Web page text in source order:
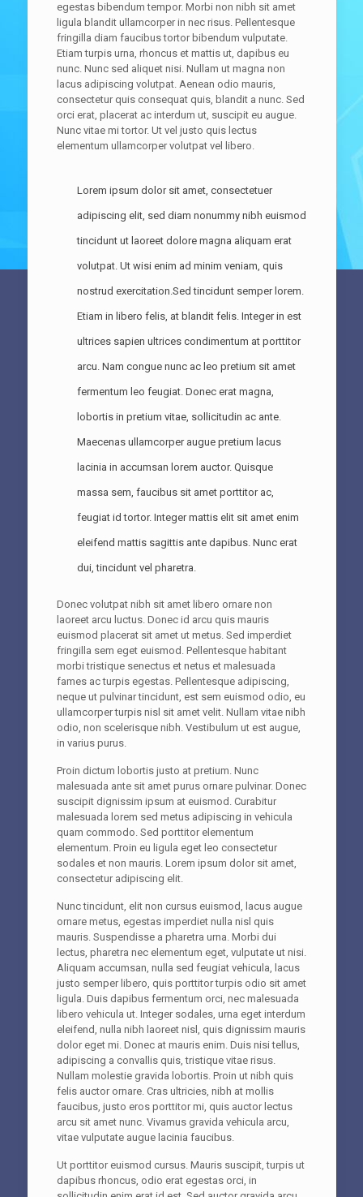
egestas bibendum tempor. Morbi non nibh sit amet
ligula blandit ullamcorper in nec risus. Pellentesque
fringilla diam faucibus tortor bibendum vulputate.
Etiam turpis urna, rhoncus et mattis ut, dapibus eu
nunc. Nunc sed aliquet nisi. Nullam ut magna non
lacus adipiscing volutpat. Aenean odio mauris,
consectetur quis consequat quis, blandit a nunc. Sed
orci erat, placerat ac interdum ut, suscipit eu augue.
Nunc vitae mi tortor. Ut vel justo quis lectus
elementum ullamcorper volutpat vel libero.
Lorem ipsum dolor sit amet, consectetuer
adipiscing elit, sed diam nonummy nibh euismod
tincidunt ut laoreet dolore magna aliquam erat
volutpat. Ut wisi enim ad minim veniam, quis
nostrud exercitation.Sed tincidunt semper lorem.
Etiam in libero felis, at blandit felis. Integer in est
ultrices sapien ultrices condimentum at porttitor
arcu. Nam congue nunc ac leo pretium sit amet
fermentum leo feugiat. Donec erat magna,
lobortis in pretium vitae, sollicitudin ac ante.
Maecenas ullamcorper augue pretium lacus
lacinia in accumsan lorem auctor. Quisque
massa sem, faucibus sit amet porttitor ac,
feugiat id tortor. Integer mattis elit sit amet enim
eleifend mattis sagittis ante dapibus. Nunc erat
dui, tincidunt vel pharetra.
Donec volutpat nibh sit amet libero ornare non
laoreet arcu luctus. Donec id arcu quis mauris
euismod placerat sit amet ut metus. Sed imperdiet
fringilla sem eget euismod. Pellentesque habitant
morbi tristique senectus et netus et malesuada
fames ac turpis egestas. Pellentesque adipiscing,
neque ut pulvinar tincidunt, est sem euismod odio, eu
ullamcorper turpis nisl sit amet velit. Nullam vitae nibh
odio, non scelerisque nibh. Vestibulum ut est augue,
in varius purus.
Proin dictum lobortis justo at pretium. Nunc
malesuada ante sit amet purus ornare pulvinar. Donec
suscipit dignissim ipsum at euismod. Curabitur
malesuada lorem sed metus adipiscing in vehicula
quam commodo. Sed porttitor elementum
elementum. Proin eu ligula eget leo consectetur
sodales et non mauris. Lorem ipsum dolor sit amet,
consectetur adipiscing elit.
Nunc tincidunt, elit non cursus euismod, lacus augue
ornare metus, egestas imperdiet nulla nisl quis
mauris. Suspendisse a pharetra urna. Morbi dui
lectus, pharetra nec elementum eget, vulputate ut nisi.
Aliquam accumsan, nulla sed feugiat vehicula, lacus
justo semper libero, quis porttitor turpis odio sit amet
ligula. Duis dapibus fermentum orci, nec malesuada
libero vehicula ut. Integer sodales, urna eget interdum
eleifend, nulla nibh laoreet nisl, quis dignissim mauris
dolor eget mi. Donec at mauris enim. Duis nisi tellus,
adipiscing a convallis quis, tristique vitae risus.
Nullam molestie gravida lobortis. Proin ut nibh quis
felis auctor ornare. Cras ultricies, nibh at mollis
faucibus, justo eros porttitor mi, quis auctor lectus
arcu sit amet nunc. Vivamus gravida vehicula arcu,
vitae vulputate augue lacinia faucibus.
Ut porttitor euismod cursus. Mauris suscipit, turpis ut
dapibus rhoncus, odio erat egestas orci, in